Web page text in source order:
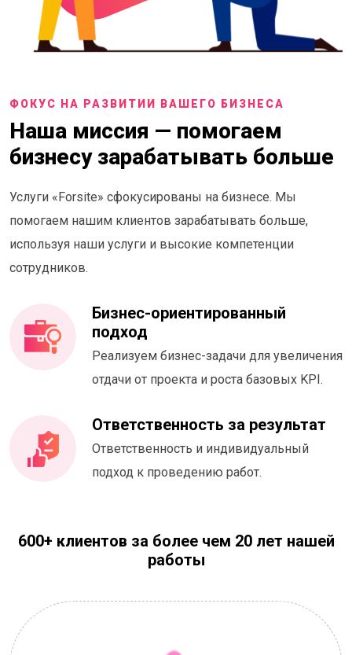
ФОКУС НА РАЗВИТИИ ВАШЕГО БИЗНЕСА
Наша миссия — помогаем
бизнесу зарабатывать больше
Услуги «Forsite» сфокусированы на бизнесе. Мы
помогаем нашим клиентов зарабатывать больше,
используя наши услуги и высокие компетенции
сотрудников.
Бизнес-ориентированный
подход
Реализуем бизнес-задачи для увеличения
отдачи от проекта и роста базовых KPI.
Ответственность за результат
Ответственность и индивидуальный
подход к проведению работ.
600+ клиентов за более чем 20 лет нашей
работы